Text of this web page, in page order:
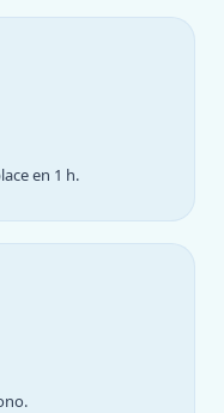
en 1 h.